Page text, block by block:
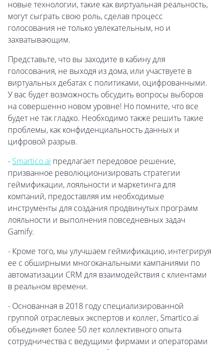
новые технологии, такие как виртуальная реальность,
могут сыграть свою роль, сделав процесс
голосования не только увлекательным, но и
захватывающим.
Представьте, что вы заходите в кабину для
голосования, не выходя из дома, или участвуете в
виртуальных дебатах с политиками, оцифрованными.
У вас будет возможность обсудить вопросы выборов
на совершенно новом уровне! Но помните, что все
будет не так гладко. Необходимо также решить такие
проблемы, как конфиденциальность данных и
цифровой разрыв.
- Smartico.ai предлагает передовое решение,
призванное революционизировать стратегии
геймификации, лояльности и маркетинга для
компаний, предоставляя им необходимые
инструменты для создания продвинутых программ
лояльности и выполнения повседневных задач
Gamify.
- Кроме того, мы улучшаем геймификацию, интегрируя
ее с обширными многоканальными кампаниями по
автоматизации CRM для взаимодействия с клиентами
в реальном времени.
- Основанная в 2018 году специализированной
группой отраслевых экспертов и коллег, Smartico.ai
объединяет более 50 лет коллективного опыта
сотрудничества с ведущими фирмами и операторами